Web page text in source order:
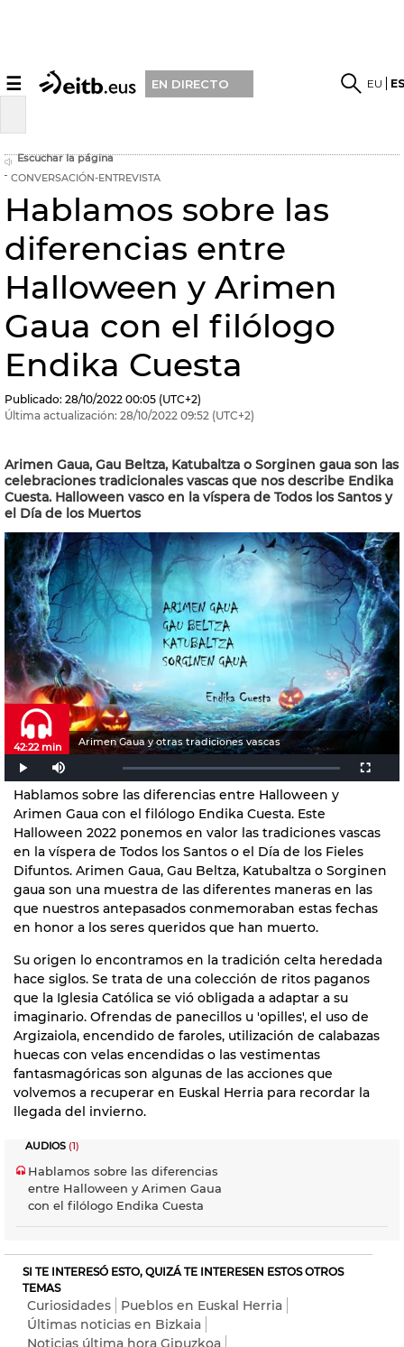
☰ EN DIRECTO EU
Escuchar la página
CONVERSACIÓN-ENTREVISTA
Hablamos sobre las
diferencias entre
Halloween y Arimen
Gaua con el filólogo
Endika Cuesta
Publicado: 28/10/2022 00:05 (UTC+2)
Última actualización: 28/10/2022 09:52 (UTC+2)
Arimen Gaua, Gau Beltza, Katubaltza o Sorginen gaua son las
celebraciones tradicionales vascas que nos describe Endika
Cuesta. Halloween vasco en la víspera de Todos los Santos y
el Día de los Muertos
Arimen Gaua y otras tradiciones vascas
42:22 min
Hablamos sobre las diferencias entre Halloween y
Arimen Gaua con el filólogo Endika Cuesta. Este
Halloween 2022 ponemos en valor las tradiciones vascas
en la víspera de Todos los Santos o el Día de los Fieles
Difuntos. Arimen Gaua, Gau Beltza, Katubaltza o Sorginen
gaua son una muestra de las diferentes maneras en las
que nuestros antepasados conmemoraban estas fechas
en honor a los seres queridos que han muerto.
Su origen lo encontramos en la tradición celta heredada
hace siglos. Se trata de una colección de ritos paganos
que la Iglesia Católica se vió obligada a adaptar a su
imaginario. Ofrendas de panecillos u 'opilles', el uso de
Argizaiola, encendido de faroles, utilización de calabazas
huecas con velas encendidas o las vestimentas
fantasmagóricas son algunas de las acciones que
volvemos a recuperar en Euskal Herria para recordar la
llegada del invierno.
AUDIOS (1)
Hablamos sobre las diferencias
entre Halloween y Arimen Gaua
con el filólogo Endika Cuesta
SI TE INTERESÓ ESTO, QUIZÁ TE INTERESEN ESTOS OTROS
TEMAS
Curiosidades
Pueblos en Euskal Herria
Últimas noticias en Bizkaia
Noticias última hora Gipuzkoa